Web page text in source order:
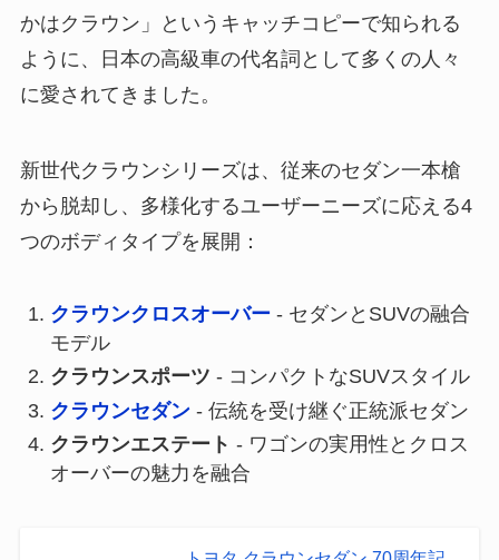
かはクラウン」というキャッチコピーで知られる
ように、日本の高級車の代名詞として多くの人々
に愛されてきました。
新世代クラウンシリーズは、従来のセダン一本槍
から脱却し、多様化するユーザーニーズに応える4
つのボディタイプを展開：
クラウンクロスオーバー- セダンとSUVの融合
モデル
クラウンスポーツ - コンパクトなSUVスタイル
クラウンセダン - 伝統を受け継ぐ正統派セダン
クラウンエステート - ワゴンの実用性とクロス
オーバーの魅力を融合